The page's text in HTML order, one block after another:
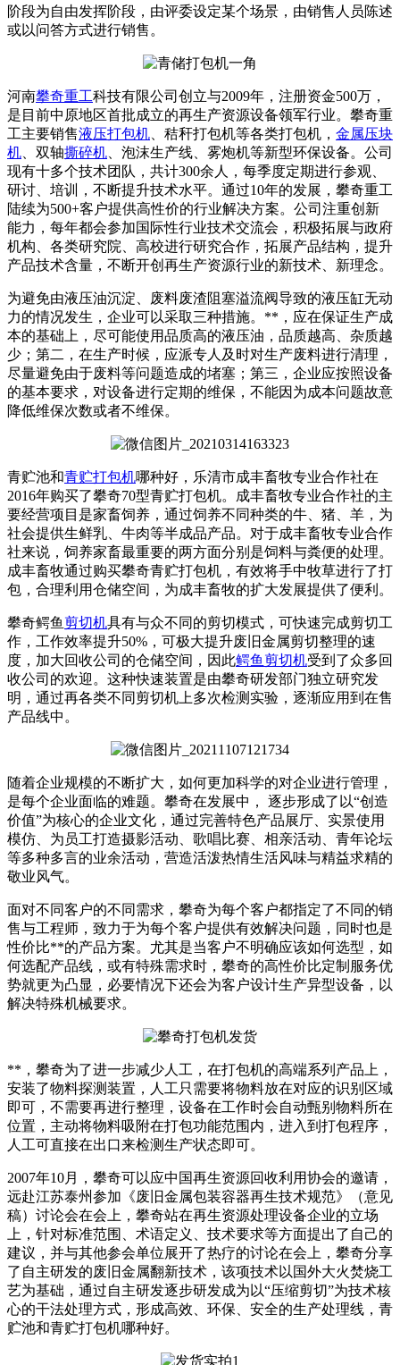
阶段为自由发挥阶段，由评委设定某个场景，由销售人员陈述
或以问答方式进行销售。
河南攀奇重工科技有限公司创立与2009年，注册资金500万，
是目前中原地区首批成立的再生产资源设备领军行业。攀奇重
工主要销售液压打包机 、秸秆打包机等各类打包机， 金属压块
机 、双轴撕碎机 、泡沫生产线、雾炮机等新型环保设备。公司
现有十多个技术团队，共计300余人，每季度定期进行参观、
研讨、培训，不断提升技术水平。通过10年的发展，攀奇重工
陆续为500+客户提供高性价的行业解决方案。公司注重创新
能力，每年都会参加国际性行业技术交流会，积极拓展与政府
机构、各类研究院、高校进行研究合作，拓展产品结构，提升
产品技术含量，不断开创再生产资源行业的新技术、新理念。
为避免由液压油沉淀、废料废渣阻塞溢流阀导致的液压缸无动
力的情况发生，企业可以采取三种措施。**，应在保证生产成
本的基础上，尽可能使用品质高的液压油，品质越高、杂质越
少；第二，在生产时候，应派专人及时对生产废料进行清理，
尽量避免由于废料等问题造成的堵塞；第三，企业应按照设备
的基本要求，对设备进行定期的维保，不能因为成本问题故意
降低维保次数或者不维保。
青贮池和青贮打包机哪种好，乐清市成丰畜牧专业合作社在
2016年购买了攀奇70型青贮打包机。成丰畜牧专业合作社的主
要经营项目是家畜饲养，通过饲养不同种类的牛、猪、羊，为
社会提供生鲜乳、牛肉等半成品产品。对于成丰畜牧专业合作
社来说，饲养家畜最重要的两方面分别是饲料与粪便的处理。
成丰畜牧通过购买攀奇青贮打包机，有效将手中牧草进行了打
包，合理利用仓储空间，为成丰畜牧的扩大发展提供了便利。
攀奇鳄鱼 剪切机具有与众不同的剪切模式，可快速完成剪切工
作，工作效率提升50%，可极大提升废旧金属剪切整理的速
度，加大回收公司的仓储空间，因此鳄鱼剪切机受到了众多回
收公司的欢迎。这种快速装置是由攀奇研发部门独立研究发
明，通过再各类不同剪切机上多次检测实验，逐渐应用到在售
产品线中。
随着企业规模的不断扩大，如何更加科学的对企业进行管理，
是每个企业面临的难题。攀奇在发展中， 逐步形成了以“创造
价值”为核心的企业文化，通过完善特色产品展厅、实景使用
模仿、为员工打造摄影活动、歌唱比赛、相亲活动、青年论坛
等多种多言的业余活动，营造活泼热情生活风味与精益求精的
敬业风气。
面对不同客户的不同需求，攀奇为每个客户都指定了不同的销
售与工程师，致力于为每个客户提供有效解决问题，同时也是
性价比**的产品方案。尤其是当客户不明确应该如何选型，如
何选配产品线，或有特殊需求时，攀奇的高性价比定制服务优
势就更为凸显，必要情况下还会为客户设计生产异型设备，以
解决特殊机械要求。
**，攀奇为了进一步减少人工，在打包机的高端系列产品上，
安装了物料探测装置，人工只需要将物料放在对应的识别区域
即可，不需要再进行整理，设备在工作时会自动甄别物料所在
位置，主动将物料吸附在打包功能范围内，进入到打包程序，
人工可直接在出口来检测生产状态即可。
2007年10月，攀奇可以应中国再生资源回收利用协会的邀请，
远赴江苏泰州参加《废旧金属包装容器再生技术规范》（意见
稿）讨论会在会上，攀奇站在再生资源处理设备企业的立场
上，针对标准范围、术语定义、技术要求等方面提出了自己的
建议，并与其他参会单位展开了热疗的讨论在会上，攀奇分享
了自主研发的废旧金属翻新技术，该项技术以国外大火焚烧工
艺为基础，通过自主研发逐步研发成为以“压缩剪切”为技术核
心的干法处理方式，形成高效、环保、安全的生产处理线，青
贮池和青贮打包机哪种好。